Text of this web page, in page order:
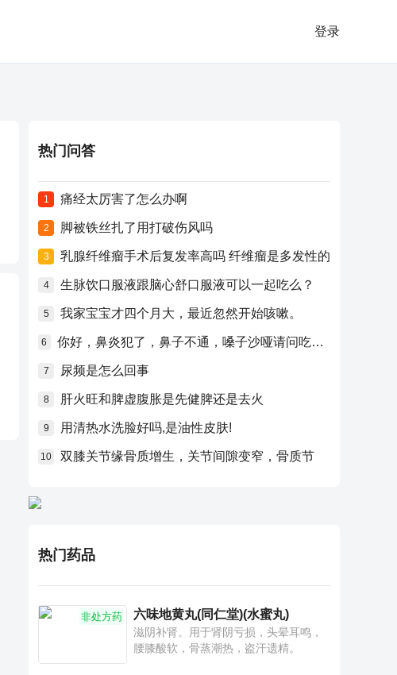
登录
热门问答
1 痛经太厉害了怎么办啊
2 脚被铁丝扎了用打破伤风吗
3 乳腺纤维瘤手术后复发率高吗 纤维瘤是多发性的
4 生脉饮口服液跟脑心舒口服液可以一起吃么？
5 我家宝宝才四个月大，最近忽然开始咳嗽。
6 你好，鼻炎犯了，鼻子不通，嗓子沙哑请问吃什么药比较好？
7 尿频是怎么回事
8 肝火旺和脾虚腹胀是先健脾还是去火
9 用清热水洗脸好吗,是油性皮肤!
10 双膝关节缘骨质增生，关节间隙变窄，骨质节
热门药品
非处方药 六味地黄丸(同仁堂)(水蜜丸)
滋阴补肾。用于肾阴亏损，头晕耳鸣，
腰膝酸软，骨蒸潮热，盗汗遗精。